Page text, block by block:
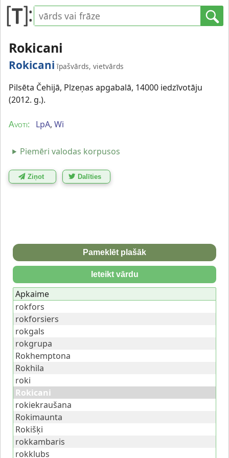
Rokicani
Rokicani īpašvārds, vietvārds
Pilsēta Čehijā, Plzeņas apgabalā, 14000 iedzīvotāju
(2012. g.).
Avoti: LpA, Wi
Piemēri valodas korpusos
Ziņot Dalīties
Pameklēt plašāk
Ieteikt vārdu
Apkaime
rokfors
rokforsiers
rokgals
rokgrupa
Rokhemptona
Rokhila
roki
Rokicani
rokiekraušana
Rokimaunta
Rokišķi
rokkambaris
rokklubs